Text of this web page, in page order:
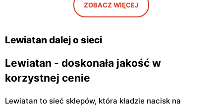
Warszawa, ul. Antoniego
Lewiatan
Warszawa, ul. Szeligowska
ZOBACZ WIĘCEJ
Lewiatan dalej o sieci
Lewiatan - doskonała jakość w
korzystnej cenie
Lewiatan to sieć sklepów, która kładzie nacisk na